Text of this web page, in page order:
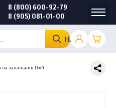
Найти
8 (800) 600-92-79
8 (905) 081-01-00
на запальник D=4